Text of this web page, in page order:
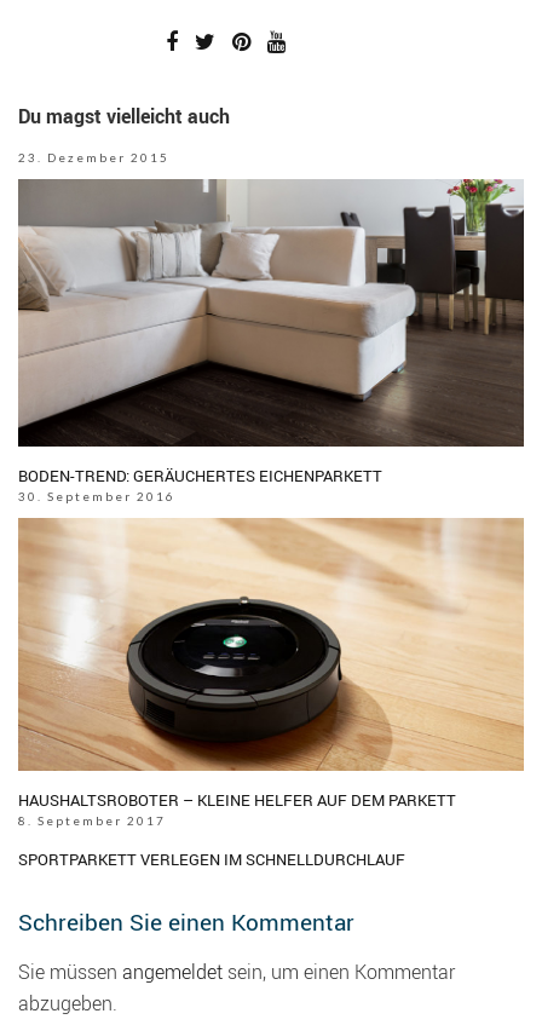
Du magst vielleicht auch
23. Dezember 2015
BODEN-TREND: GERÄUCHERTES EICHENPARKETT
30. September 2016
HAUSHALTSROBOTER – KLEINE HELFER AUF DEM PARKETT
8. September 2017
SPORTPARKETT VERLEGEN IM SCHNELLDURCHLAUF
Schreiben Sie einen Kommentar
Sie müssen angemeldet sein, um einen Kommentar
abzugeben.